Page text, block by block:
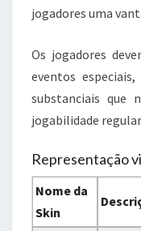
jogadores uma
Os jogadores
eventos
substanciais que
jogabilidade
Representação
Nome da
Skin